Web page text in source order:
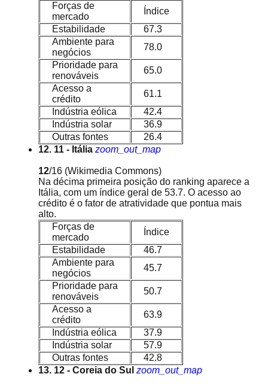
Forças de
mercado
Índice
Estabilidade
67.3
Ambiente para
negócios
78.0
Prioridade para
renováveis
65.0
Acesso a
crédito
61.1
Indústria eólica
42.4
Indústria solar
36.9
Outras fontes
26.4
12. 11 - Itália zoom_out_map
12/16 (Wikimedia Commons)
Na décima primeira posição do ranking aparece a
Itália, com um índice geral de 53.7. O acesso ao
crédito é o fator de atratividade que pontua mais
alto.
Forças de
mercado
Índice
Estabilidade
46.7
Ambiente para
negócios
45.7
Prioridade para
renováveis
50.7
Acesso a
crédito
63.9
Indústria eólica
37.9
Indústria solar
57.9
Outras fontes
42.8
13. 12 - Coreia do Sul zoom_out_map